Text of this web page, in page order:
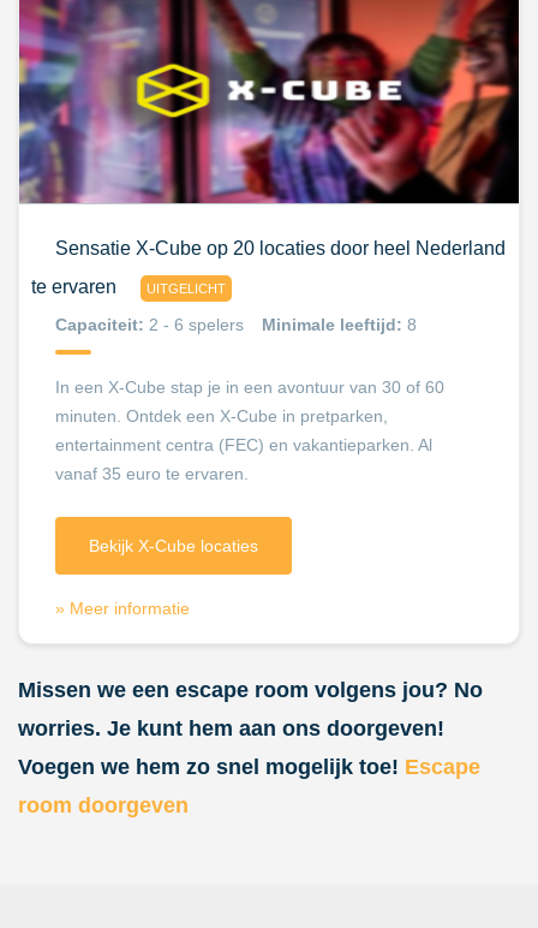
Sensatie X-Cube op 20 locaties door heel Nederland
te ervaren
UITGELICHT
Capaciteit: 2 - 6 spelers Minimale leeftijd: 8
In een X-Cube stap je in een avontuur van 30 of 60
minuten. Ontdek een X-Cube in pretparken,
entertainment centra (FEC) en vakantieparken. Al
vanaf 35 euro te ervaren.
Bekijk X-Cube locaties
» Meer informatie
Missen we een escape room volgens jou? No
worries. Je kunt hem aan ons doorgeven!
Voegen we hem zo snel mogelijk toe! Escape
room doorgeven